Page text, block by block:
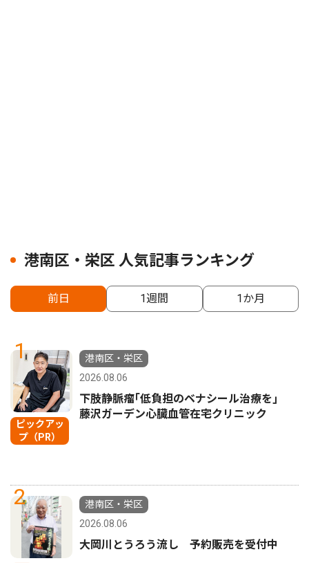
港南区・栄区 人気記事ランキング
前日 1週間 1か月
1
ピックアッ
プ（PR）
港南区・栄区
2026.08.06
下肢静脈瘤｢低負担のベナシール治療を｣
藤沢ガーデン心臓血管在宅クリニック
2
港南区・栄区
2026.08.06
大岡川とうろう流し 予約販売を受付中